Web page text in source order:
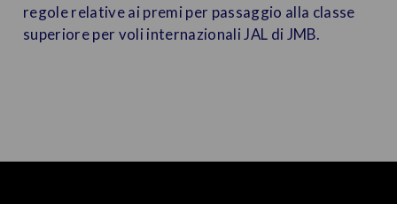
regole relative ai premi per passaggio alla classe
superiore per voli internazionali JAL di JMB.